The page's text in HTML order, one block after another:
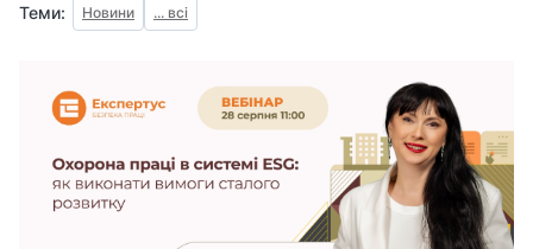
Теми: Новини ... всі